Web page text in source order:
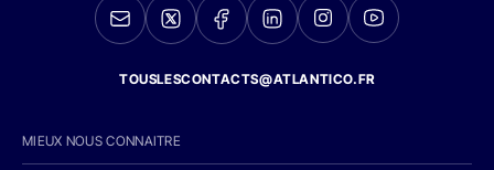
TOUSLESCONTACTS@ATLANTICO.FR
MIEUX NOUS CONNAITRE